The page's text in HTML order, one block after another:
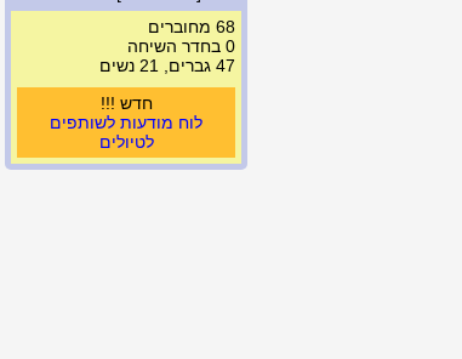
68 מחוברים
0 בחדר השיחה
47 גברים, 21 נשים
חדש !!!
לוח מודעות לשותפים
לטיולים